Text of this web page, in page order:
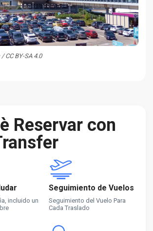
CC BY-SA 4.0
Reservar con
incluido un
Seguimiento de Vuelos
Seguimiento del Vuelo Para
Cada Traslado